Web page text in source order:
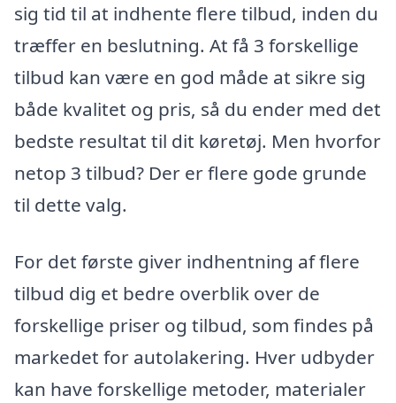
sig tid til at indhente flere tilbud, inden du
træffer en beslutning. At få 3 forskellige
tilbud kan være en god måde at sikre sig
både kvalitet og pris, så du ender med det
bedste resultat til dit køretøj. Men hvorfor
netop 3 tilbud? Der er flere gode grunde
til dette valg.
For det første giver indhentning af flere
tilbud dig et bedre overblik over de
forskellige priser og tilbud, som findes på
markedet for autolakering. Hver udbyder
kan have forskellige metoder, materialer